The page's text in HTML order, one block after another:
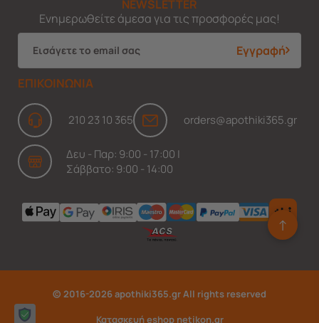
NEWSLETTER
Ενημερωθείτε άμεσα για τις προσφορές μας!
Εγγραφή
ΕΠΙΚΟΙΝΩΝΙΑ
210 23 10 365 orders@apothiki365.gr
Δευ - Παρ: 9:00 - 17:00 |
Σάββατο: 9:00 - 14:00
↑
© 2016-2026 apothiki365.gr All rights reserved
Κατασκευή eshop netikon.gr